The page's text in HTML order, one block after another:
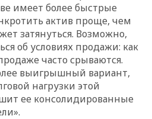
имеет более быстрые
актив проще, чем
затянуться. Возможно,
об условиях продажи: как
часто срываются.
выигрышный вариант,
нагрузки этой
ее консолидированные